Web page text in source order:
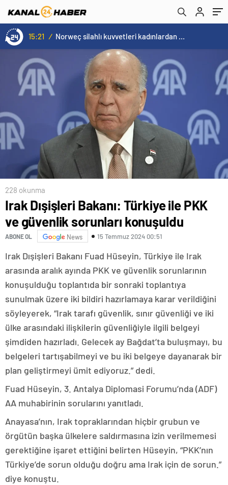
15:21 / Norweç silahlı kuvvetleri kadınlardan oluşan özel kuvvetler eğitimlerini başlattı.
228 okunma
Irak Dışişleri Bakanı: Türkiye ile PKK
ve güvenlik sorunları konuşuldu
ABONE OL News 15 Temmuz 2024 00:51
Irak Dışişleri Bakanı Fuad Hüseyin, Türkiye ile Irak
arasında aralık ayında PKK ve güvenlik sorunlarının
konuşulduğu toplantıda bir sonraki toplantıya
sunulmak üzere iki bildiri hazırlamaya karar verildiğini
söyleyerek, “Irak tarafı güvenlik, sınır güvenliği ve iki
ülke arasındaki ilişkilerin güvenliğiyle ilgili belgeyi
şimdiden hazırladı. Gelecek ay Bağdat’ta buluşmayı, bu
belgeleri tartışabilmeyi ve bu iki belgeye dayanarak bir
plan geliştirmeyi ümit ediyoruz.” dedi.
Fuad Hüseyin, 3. Antalya Diplomasi Forumu’nda (ADF)
AA muhabirinin sorularını yanıtladı.
Anayasa’nın, Irak topraklarından hiçbir grubun ve
örgütün başka ülkelere saldırmasına izin verilmemesi
gerektiğine işaret ettiğini belirten Hüseyin, “PKK’nın
Türkiye’de sorun olduğu doğru ama Irak için de sorun.”
diye konuştu.
Katılımla Gerçekleşti